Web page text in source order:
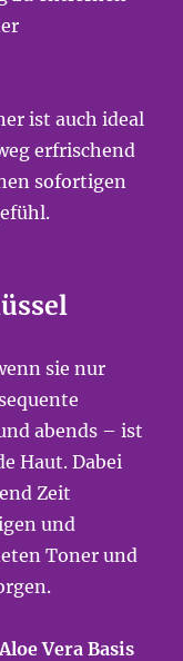
ist auch ideal
erfrischend
sofortigen
sie nur
abends – ist
Haut. Dabei
Zeit
und
Toner und
Vera Basis